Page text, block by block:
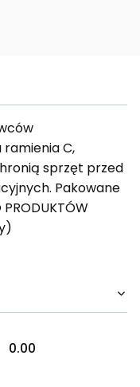
C,
sprzęt przed
Pakowane
0.00